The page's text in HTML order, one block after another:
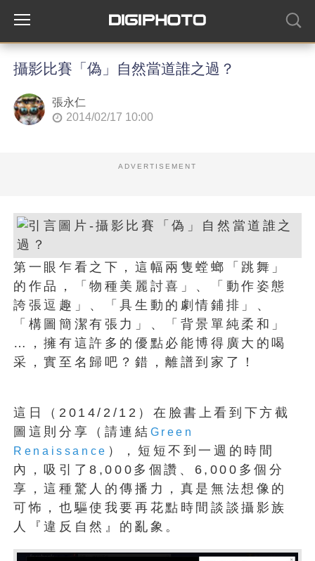
攝影比賽「偽」自然當道誰之過？
張永仁
2014/02/17 10:00
ADVERTISEMENT
第一眼乍看之下，這幅兩隻螳螂「跳舞」
的作品，「物種美麗討喜」、「動作姿態
誇張逗趣」、「具生動的劇情鋪排」、
「構圖簡潔有張力」、「背景單純柔和」
…，擁有這許多的優點必能博得廣大的喝
采，實至名歸吧？錯，離譜到家了！
這日（2014/2/12）在臉書上看到下方截
圖這則分享（請連結 Green
Renaissance ），短短不到一週的時間
內，吸引了8,000多個讚、6,000多個分
享，這種驚人的傳播力，真是無法想像的
可怖，也驅使我要再花點時間談談攝影族
人『違反自然』的亂象。